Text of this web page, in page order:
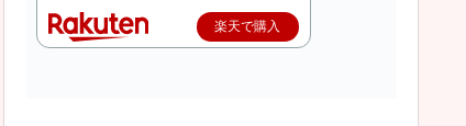
楽天で購入